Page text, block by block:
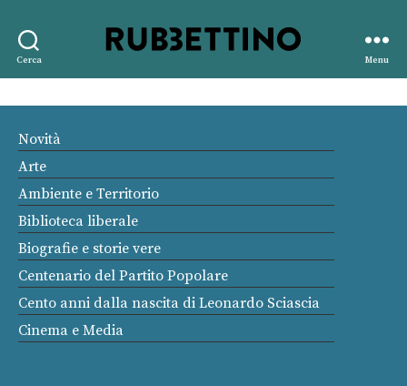
Cerca
editore
Menu
Novità
Arte
Ambiente e Territorio
Biblioteca liberale
Biografie e storie vere
Centenario del Partito Popolare
Cento anni dalla nascita di Leonardo Sciascia
Cinema e Media